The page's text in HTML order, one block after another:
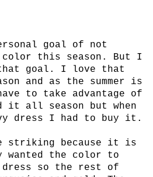
goal of not
color this season. But I
goal. I love that
and as the summer is
to take advantage of
all season but when
dress I had to buy it.
striking because it is
wanted the color to
dress so the rest of